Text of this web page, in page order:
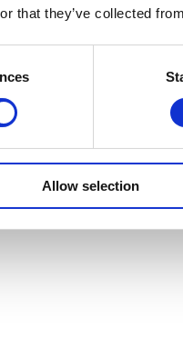
that they’ve collected
Allow selection
volgende keer dat ik